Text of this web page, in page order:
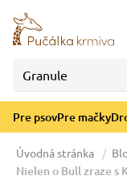
Pre psovPre mačky
psov
Pre psov
psov
mačky
Pre mačky
mačky
cicavce
Drobné cicavce
sezóna
Letná sezóna
ochladenie
Výpredaj
CZK
Úvodná stránka
Nielen o Bull zraze s